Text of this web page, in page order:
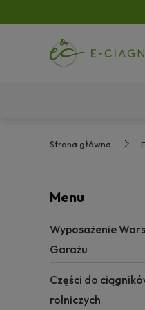
Strona główna
Menu
Wyposażenie
Garażu
Części do
rolniczych